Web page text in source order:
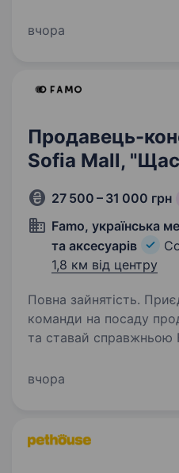
підвищення.
вчора
Продавець-
Sofia Mall,
27 500 – 31 000 грн
Famo, українська
та аксесуарів
1,8 км від центру
Повна зайнятість. Приєднуйся до нашої
команди на посаду
та ставай справжньою Famo-
реальністю. Ми
вчора